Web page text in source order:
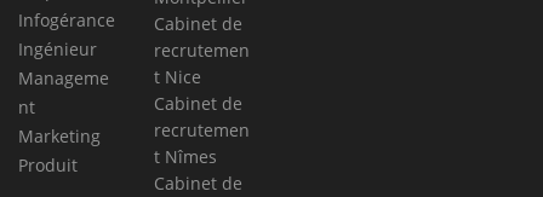
Infogérance
Ingénieur
Manageme
nt
Marketing
Produit
Cabinet de
recrutemen
t Nice
Cabinet de
recrutemen
t Nîmes
Cabinet de